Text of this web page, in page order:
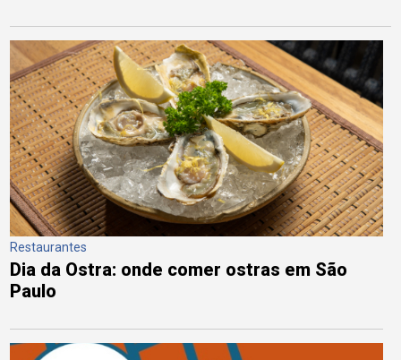
Restaurantes
Dia da Ostra: onde comer ostras em São
Paulo